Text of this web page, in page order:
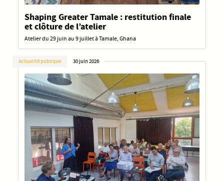
Shaping Greater Tamale : restitution finale
et clôture de l’atelier
Atelier du 29 juin au 9 juillet à Tamale, Ghana
Actualité publique 30 juin 2026